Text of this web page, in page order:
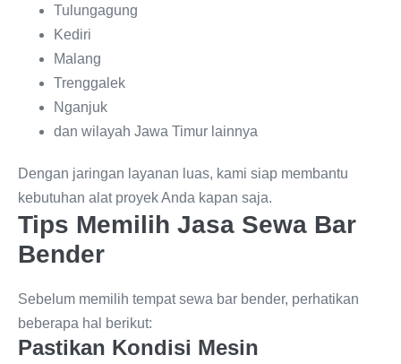
Tulungagung
Kediri
Malang
Trenggalek
Nganjuk
dan wilayah Jawa Timur lainnya
Dengan jaringan layanan luas, kami siap membantu
kebutuhan alat proyek Anda kapan saja.
Tips Memilih Jasa Sewa Bar
Bender
Sebelum memilih tempat sewa bar bender, perhatikan
beberapa hal berikut:
Pastikan Kondisi Mesin